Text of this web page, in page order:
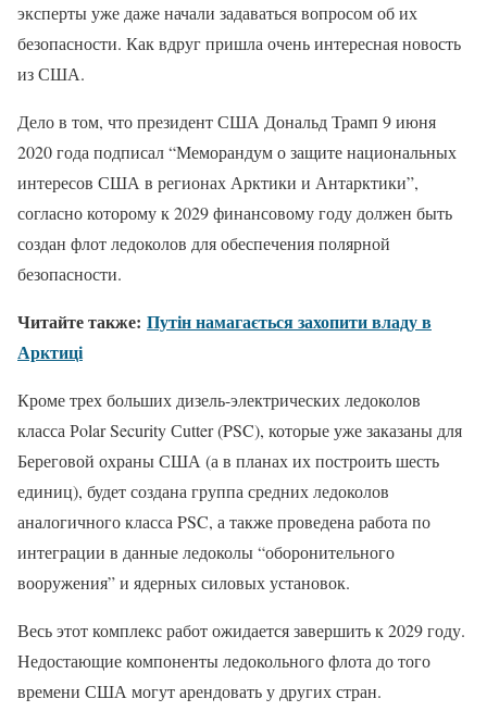
эксперты уже даже начали задаваться вопросом об их
безопасности. Как вдруг пришла очень интересная новость
из США.
Дело в том, что президент США Дональд Трамп 9 июня
2020 года подписал “Меморандум о защите национальных
интересов США в регионах Арктики и Антарктики”,
согласно которому к 2029 финансовому году должен быть
создан флот ледоколов для обеспечения полярной
безопасности.
Читайте также: Путін намагається захопити владу в
Арктиці
Кроме трех больших дизель-электрических ледоколов
класса Рolar Security Сutter (PSC), которые уже заказаны для
Береговой охраны США (а в планах их построить шесть
единиц), будет создана группа средних ледоколов
аналогичного класса PSC, а также проведена работа по
интеграции в данные ледоколы “оборонительного
вооружения” и ядерных силовых установок.
Весь этот комплекс работ ожидается завершить к 2029 году.
Недостающие компоненты ледокольного флота до того
времени США могут арендовать у других стран.